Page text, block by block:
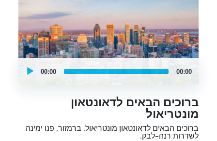
UCPlaces
self
guided00:00 00:00
ברוכים הבאים לדאונטאון
מונטריאול
ברוכים הבאים לדאונטאון מונטריאול! ברמזור, פנו ימינה
לשדרות רנה-לבק.